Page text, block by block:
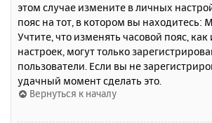
этом случае измените в личных
пояс на тот, в котором вы находитесь:
Учтите, что изменять часовой пояс,
настроек, могут только
пользователи. Если вы не
удачный момент сделать это.
Вернуться к началу